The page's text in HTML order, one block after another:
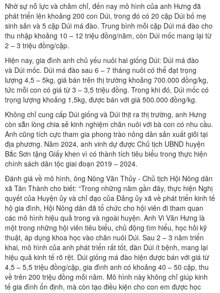
Nhờ sự nỗ lực và chăm chỉ, đến nay mô hình của anh Hưng đã
phát triển lên khoảng 200 con Dúi, trong đó có 20 cặp Dúi bố mẹ
sinh sản và 5 cặp Dúi má đào. Trung bình mỗi cặp Dúi má đào cho
thu nhập khoảng 10 – 12 triệu đồng/năm, còn Dúi mốc mang lại từ
2 – 3 triệu đồng/cặp.
Hiện nay, gia đình anh chủ yếu nuôi hai giống Dúi: Dúi má đào
và Dúi mốc. Dúi má đào sau 6 – 7 tháng nuôi có thể đạt trọng
lượng 4,5 – 5kg, giá bán trên thị trường khoảng 700.000 đồng/kg,
tức mỗi con có giá từ 3 – 3,5 triệu đồng. Trong khi đó, Dúi mốc có
trọng lượng khoảng 1,5kg, được bán với giá 500.000 đồng/kg.
Không chỉ cung cấp Dúi giống và Dúi thịt ra thị trường, anh Hưng
còn sẵn lòng chia sẻ kinh nghiệm chăn nuôi với bà con có nhu cầu.
Anh cũng tích cực tham gia phong trào nông dân sản xuất giỏi tại
địa phương. Năm 2024, anh vinh dự được Chủ tịch UBND huyện
Bắc Sơn tặng Giấy khen vì có thành tích tiêu biểu trong thực hiện
chính sách dân tộc giai đoạn 2019 – 2024.
Đánh giá về mô hình, ông Nông Văn Thủy - Chủ tịch Hội Nông dân
xã Tân Thành cho biết: “Trong những năm gần đây, thực hiện Nghị
quyết của Huyện ủy và chỉ đạo của Đảng ủy xã về phát triển kinh tế
hộ gia đình, Hội Nông dân đã tổ chức cho hội viên đi tham quan
các mô hình hiệu quả trong và ngoài huyện. Anh Vi Văn Hưng là
một trong những hội viên tiêu biểu, chủ động tìm hiểu, học hỏi kỹ
thuật, áp dụng khoa học vào chăn nuôi Dúi. Sau 2 – 3 năm triển
khai, mô hình của anh phát triển rất tốt, đàn Dúi ít bệnh, mang lại
hiệu quả kinh tế rõ rệt. Dúi giống má đào hiện được bán với giá từ
4,5 – 5,5 triệu đồng/cặp, gia đình anh có khoảng 40 – 50 cặp, thu
về trên 200 triệu đồng mỗi năm. Mô hình này không chỉ giúp kinh
tế gia đình ổn định, mà còn tạo điều kiện cho con em được học